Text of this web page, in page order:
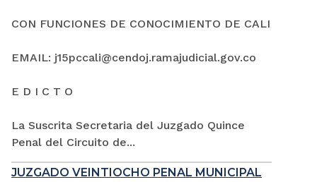
CON FUNCIONES DE CONOCIMIENTO DE CALI
EMAIL: j15pccali@cendoj.ramajudicial.gov.co
E D I C T O
La Suscrita Secretaria del Juzgado Quince
Penal del Circuito de...
JUZGADO VEINTIOCHO PENAL MUNICIPAL